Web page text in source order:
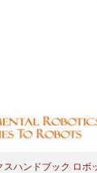
スハンドブック ロボ